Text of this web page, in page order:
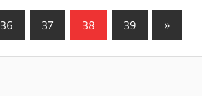
36 37 38 39
Next
Posts
»